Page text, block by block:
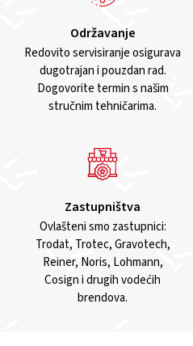
Održavanje
Redovito servisiranje osigurava
dugotrajan i pouzdan rad.
Dogovorite termin s našim
stručnim tehničarima.
Zastupništva
Ovlašteni smo zastupnici:
Trodat, Trotec, Gravotech,
Reiner, Noris, Lohmann,
Cosign i drugih vodećih
brendova.